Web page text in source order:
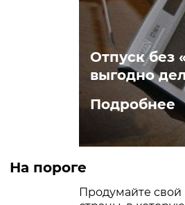
Отпуск без
выгодно
Подробнее
На пороге
Продумайте свой